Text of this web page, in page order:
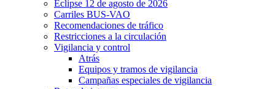
Eclipse 12 de agosto de 2026
Carriles BUS-VAO
Recomendaciones de tráfico
Restricciones a la circulación
Vigilancia y control
Atrás
Equipos y tramos de vigilancia
Campañas especiales de vigilancia